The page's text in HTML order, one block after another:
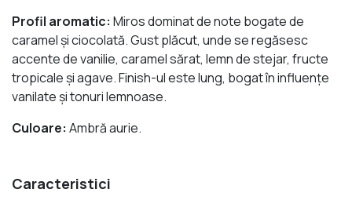
Profil aromatic: Miros dominat de note bogate de
caramel şi ciocolată. Gust plăcut, unde se regăsesc
accente de vanilie, caramel sărat, lemn de stejar, fructe
tropicale şi agave. Finish-ul este lung, bogat în influenţe
vanilate şi tonuri lemnoase.
Culoare: Ambră aurie.
Caracteristici